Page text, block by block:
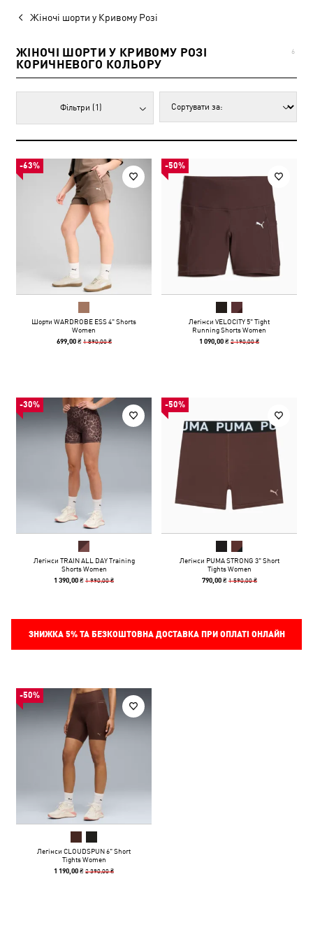
Жіночі шорти у Кривому Розі
ЖІНОЧІ ШОРТИ У КРИВОМУ РОЗІ
КОРИЧНЕВОГО КОЛЬОРУ
6
Фільтри (1)
-63%
Шорти WARDROBE ESS 4" Shorts
Women
699,00 ₴ 1 890,00 ₴
-50%
Легінси VELOCITY 5" Tight
Running Shorts Women
1 090,00 ₴2 190,00 ₴
-30%
Легінси TRAIN ALL DAY Training
Shorts Women
1 390,00 ₴1 990,00 ₴
-50%
Легінси PUMA STRONG 3" Short
Tights Women
790,00 ₴ 1 590,00 ₴
ЗНИЖКА 5%ТА БЕЗКОШТОВНА ДОСТАВКА ПРИ ОПЛАТІ ОНЛАЙН
-50%
Легінси CLOUDSPUN 6" Short
Tights Women
1 190,00 ₴2 390,00 ₴